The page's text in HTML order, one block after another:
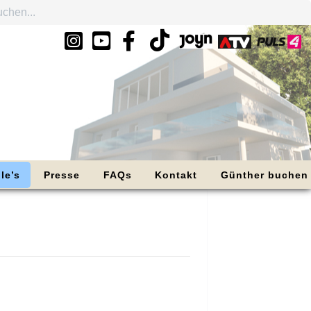
Presse FAQs Kontakt Günther buchen